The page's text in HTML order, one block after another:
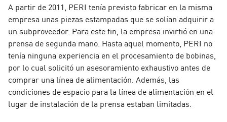
A partir de 2011, PERI tenía previsto fabricar en la misma
empresa unas piezas estampadas que se solían adquirir a
un subproveedor. Para este fin, la empresa invirtió en una
prensa de segunda mano. Hasta aquel momento, PERI no
tenía ninguna experiencia en el procesamiento de bobinas,
por lo cual solicitó un asesoramiento exhaustivo antes de
comprar una línea de alimentación. Además, las
condiciones de espacio para la línea de alimentación en el
lugar de instalación de la prensa estaban limitadas.